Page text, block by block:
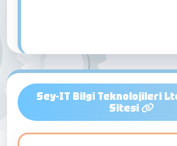
Sey-IT Bilgi Teknolojileri
Sitesi